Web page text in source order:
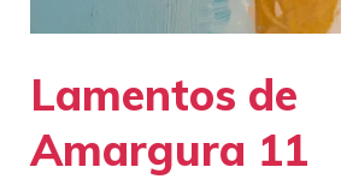
Lamentos de
Amargura 11